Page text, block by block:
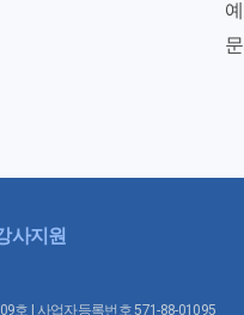
사지원
호 | 사업자등록번호 571-88-01095